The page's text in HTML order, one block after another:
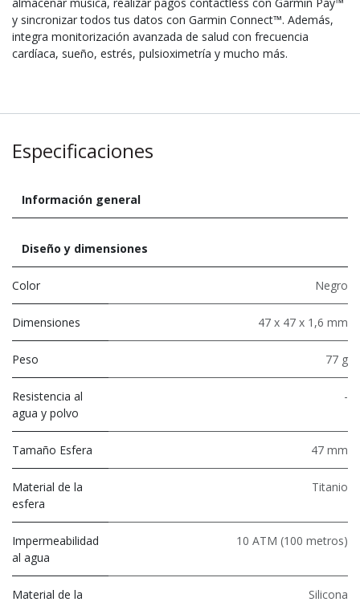
y sincronizar todos tus datos con Garmin Connect™. Además,
integra monitorización avanzada de salud con frecuencia
cardíaca, sueño, estrés, pulsioximetría y mucho más.
Especificaciones
Información general
Diseño y dimensiones
Color Negro
Dimensiones 47 x 47 x 1,6 mm
Peso 77 g
Resistencia al
agua y polvo
-
Tamaño Esfera 47 mm
Material de la
esfera
Titanio
Impermeabilidad
al agua
10 ATM (100 metros)
Material de la
Silicona